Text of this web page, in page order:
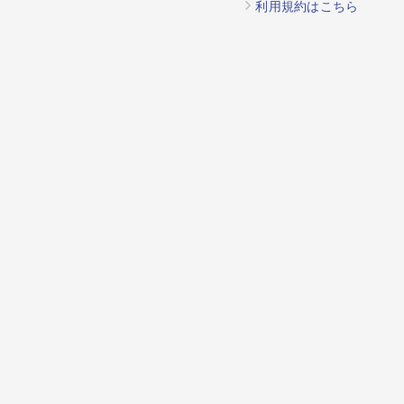
利用規約はこちら